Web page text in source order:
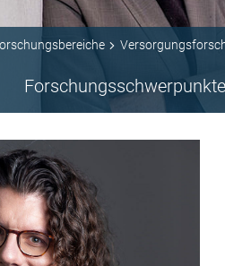
Forschungsschwerpunkte